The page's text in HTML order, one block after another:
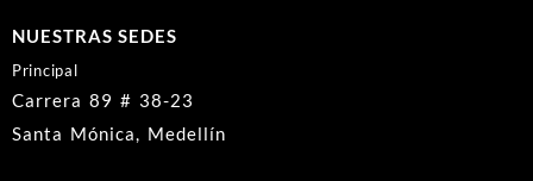
NUESTRAS SEDES
Principal
Carrera 89 # 38-23
Santa Mónica, Medellín